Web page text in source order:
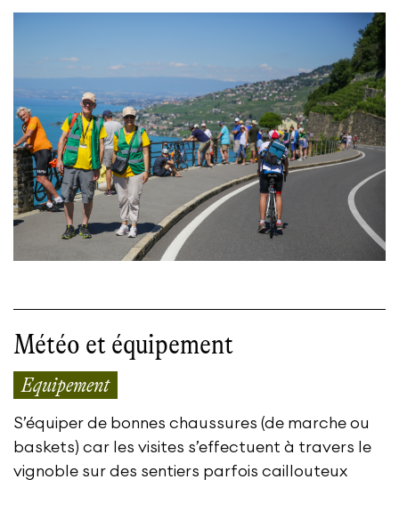
Météo et équipement
Equipement
S’équiper de bonnes chaussures (de marche ou
baskets) car les visites s’effectuent à travers le
vignoble sur des sentiers parfois caillouteux